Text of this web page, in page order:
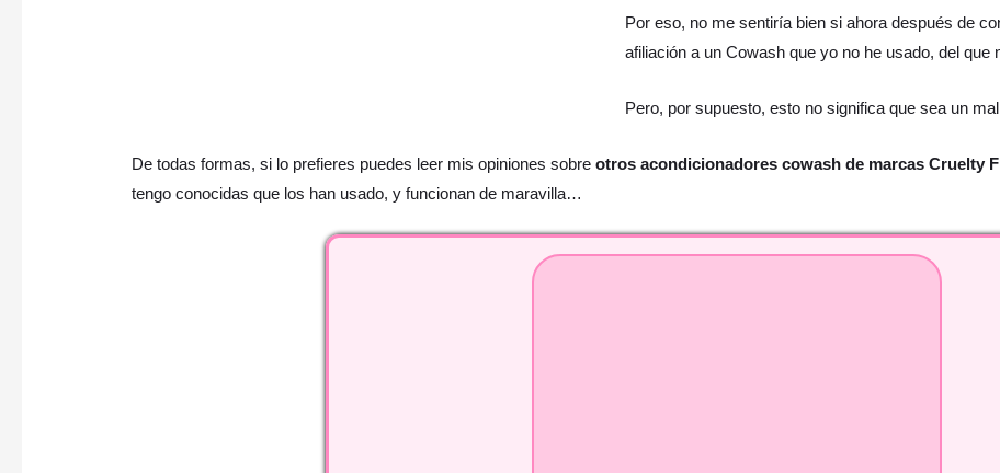
Por eso, no me sentiría bien si ahora después de
afiliación a un Cowash que yo no he usado, del
Pero, por supuesto, esto no significa que sea un
De todas formas, si lo prefieres puedes leer mis opiniones sobre otros acondicionadores cowash de marcas Cruelty
tengo conocidas que los han usado, y funcionan de maravilla…